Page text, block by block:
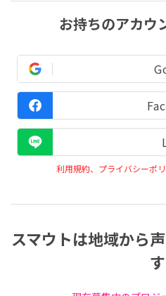
お持ちのアカウ
利用規約、プライバシーポ
スマウトは地域から
す